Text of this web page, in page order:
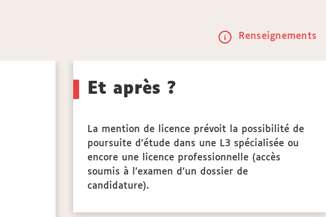
Renseignements
Et après ?
La mention de licence prévoit la possibilité de
poursuite d’étude dans une L3 spécialisée ou
encore une licence professionnelle (accès
soumis à l’examen d’un dossier de
candidature).